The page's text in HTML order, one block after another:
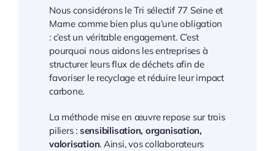
Nous considérons le Tri sélectif 77 Seine et
Marne comme bien plus qu’une obligation
: c’est un véritable engagement. C’est
pourquoi nous aidons les entreprises à
structurer leurs flux de déchets afin de
favoriser le recyclage et réduire leur impact
carbone.
La méthode mise en œuvre repose sur trois
piliers : sensibilisation, organisation,
valorisation. Ainsi, vos collaborateurs